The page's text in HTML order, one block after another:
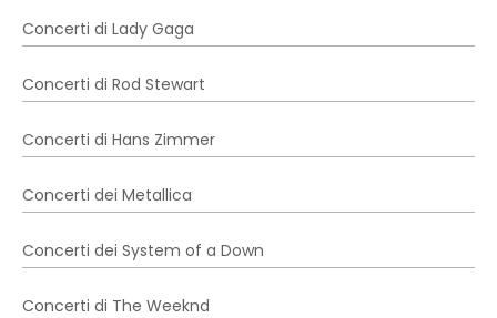
Concerti di Lady Gaga
Concerti di Rod Stewart
Concerti di Hans Zimmer
Concerti dei Metallica
Concerti dei System of a Down
Concerti di The Weeknd